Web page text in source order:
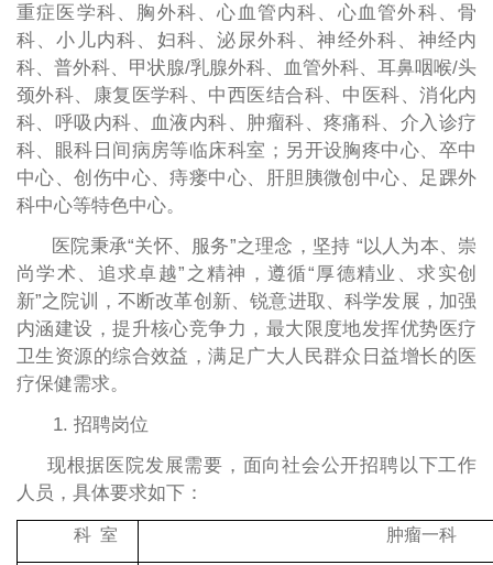
重症医学科、胸外科、心血管内科、心血管外科、骨
科、小儿内科、妇科、泌尿外科、神经外科、神经内
科、普外科、甲状腺/乳腺外科、血管外科、耳鼻咽喉/头
颈外科、康复医学科、中西医结合科、中医科、消化内
科、呼吸内科、血液内科、肿瘤科、疼痛科、介入诊疗
科、眼科日间病房等临床科室；另开设胸疼中心、卒中
中心、创伤中心、痔瘘中心、肝胆胰微创中心、足踝外
科中心等特色中心。
医院秉承“关怀、服务”之理念，坚持 “以人为本、崇
尚学术、追求卓越”之精神，遵循“厚德精业、求实创
新”之院训，不断改革创新、锐意进取、科学发展，加强
内涵建设，提升核心竞争力，最大限度地发挥优势医疗
卫生资源的综合效益，满足广大人民群众日益增长的医
疗保健需求。
1. 招聘岗位
现根据医院发展需要，面向社会公开招聘以下工作
人员，具体要求如下：
科 室 肿瘤一科